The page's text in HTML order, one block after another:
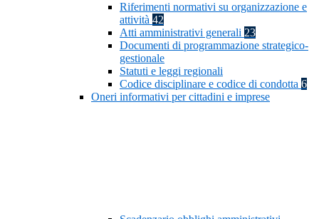
Riferimenti normativi su organizzazione e
attività 42
Atti amministrativi generali 23
Documenti di programmazione strategico-
gestionale
Statuti e leggi regionali
Codice disciplinare e codice di condotta 6
Oneri informativi per cittadini e imprese